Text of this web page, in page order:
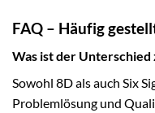
FAQ – Häufig
Was ist der Unterschied
Sowohl 8D als auch Six
Problemlösung und